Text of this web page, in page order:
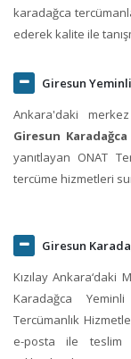
karadağca
ederek kalite ile
Giresun
Ankara'daki
Giresun
yanıtlayan ONAT
tercüme hizmetleri
Giresun
Kızılay Ankara‘daki
Karadağca
Tercümanlık
e-posta ile teslim